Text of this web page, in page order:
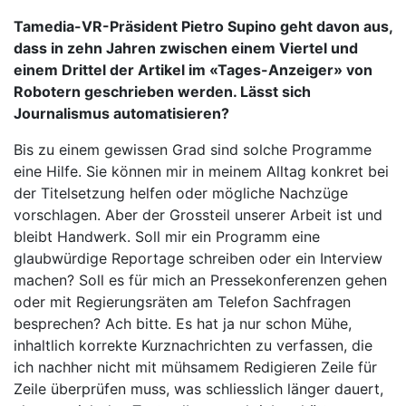
Tamedia-VR-Präsident Pietro Supino geht davon aus,
dass in zehn Jahren zwischen einem Viertel und
einem Drittel der Artikel im «Tages-Anzeiger» von
Robotern geschrieben werden. Lässt sich
Journalismus automatisieren?
Bis zu einem gewissen Grad sind solche Programme
eine Hilfe. Sie können mir in meinem Alltag konkret bei
der Titelsetzung helfen oder mögliche Nachzüge
vorschlagen. Aber der Grossteil unserer Arbeit ist und
bleibt Handwerk. Soll mir ein Programm eine
glaubwürdige Reportage schreiben oder ein Interview
machen? Soll es für mich an Pressekonferenzen gehen
oder mit Regierungsräten am Telefon Sachfragen
besprechen? Ach bitte. Es hat ja nur schon Mühe,
inhaltlich korrekte Kurznachrichten zu verfassen, die
ich nachher nicht mit mühsamem Redigieren Zeile für
Zeile überprüfen muss, was schliesslich länger dauert,